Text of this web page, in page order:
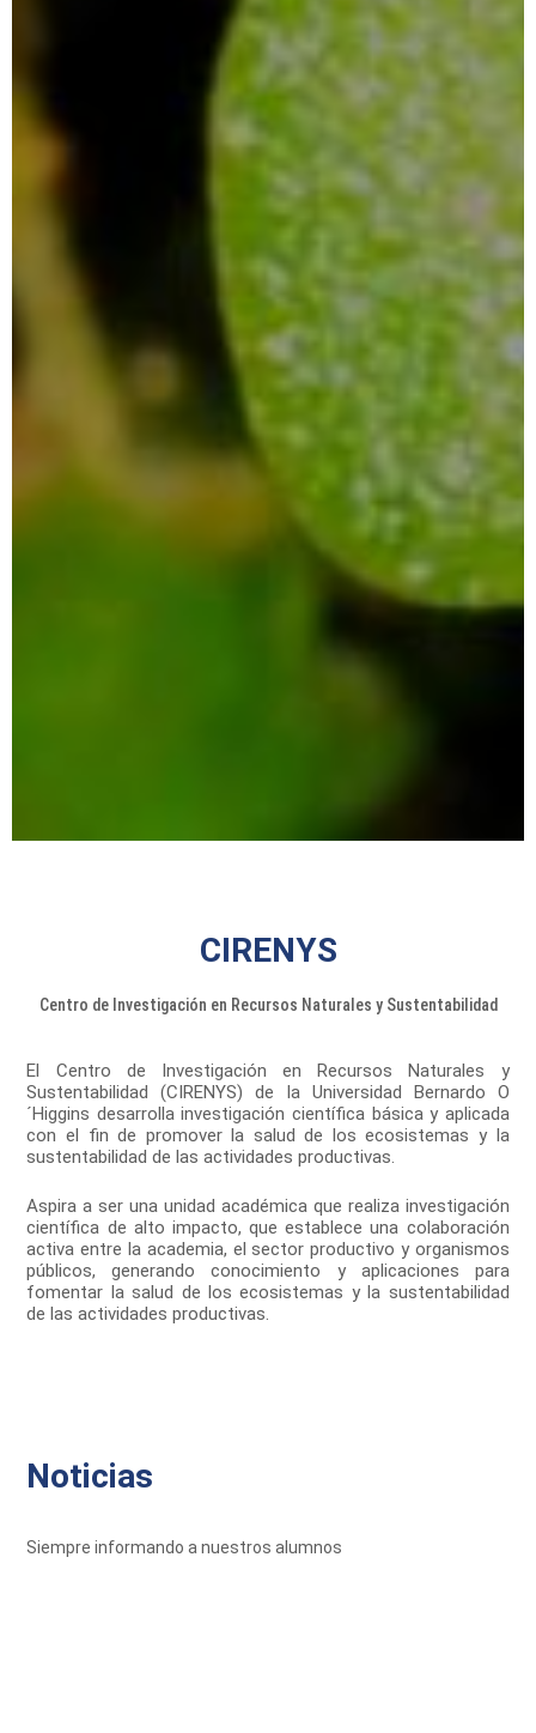
CIRENYS
Centro de Investigación en Recursos Naturales y Sustentabilidad
El Centro de Investigación en Recursos Naturales y
Sustentabilidad (CIRENYS) de la Universidad Bernardo O
´Higgins desarrolla investigación científica básica y aplicada
con el fin de promover la salud de los ecosistemas y la
sustentabilidad de las actividades productivas.
Aspira a ser una unidad académica que realiza investigación
científica de alto impacto, que establece una colaboración
activa entre la academia, el sector productivo y organismos
públicos, generando conocimiento y aplicaciones para
fomentar la salud de los ecosistemas y la sustentabilidad
de las actividades productivas.
Noticias
Siempre informando a nuestros alumnos